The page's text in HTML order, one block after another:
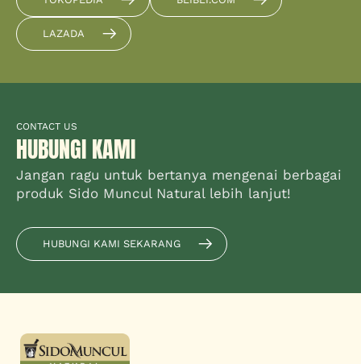
LAZADA
CONTACT US
HUBUNGI KAMI
Jangan ragu untuk bertanya mengenai berbagai
produk Sido Muncul Natural lebih lanjut!
HUBUNGI KAMI SEKARANG